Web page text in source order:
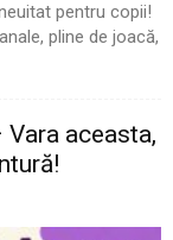
pentru copii!
pline de joacă,
aceasta,